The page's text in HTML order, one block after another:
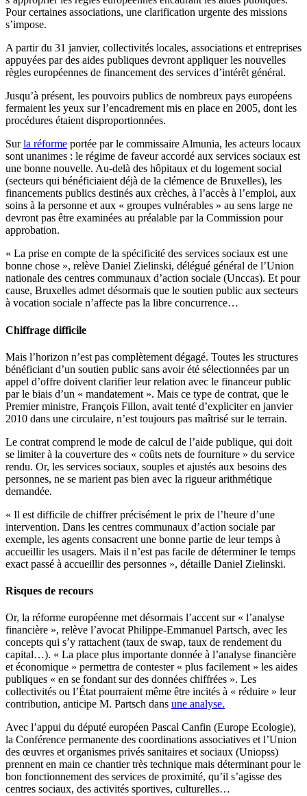
Pour certaines associations, une clarification urgente des missions
s’impose.
A partir du 31 janvier, collectivités locales, associations et entreprises
appuyées par des aides publiques devront appliquer les nouvelles
règles européennes de financement des services d’intérêt général.
Jusqu’à présent, les pouvoirs publics de nombreux pays européens
fermaient les yeux sur l’encadrement mis en place en 2005, dont les
procédures étaient disproportionnées.
Surla réforme portée par le commissaire Almunia, les acteurs locaux
sont unanimes : le régime de faveur accordé aux services sociaux est
une bonne nouvelle. Au-delà des hôpitaux et du logement social
(secteurs qui bénéficiaient déjà de la clémence de Bruxelles), les
financements publics destinés aux crèches, à l’accès à l’emploi, aux
soins à la personne et aux « groupes vulnérables » au sens large ne
devront pas être examinées au préalable par la Commission pour
approbation.
« La prise en compte de la spécificité des services sociaux est une
bonne chose », relève Daniel Zielinski, délégué général de l’Union
nationale des centres communaux d’action sociale (Unccas). Et pour
cause, Bruxelles admet désormais que le soutien public aux secteurs
à vocation sociale n’affecte pas la libre concurrence…
Chiffrage difficile
Mais l’horizon n’est pas complètement dégagé. Toutes les structures
bénéficiant d’un soutien public sans avoir été sélectionnées par un
appel d’offre doivent clarifier leur relation avec le financeur public
par le biais d’un « mandatement ». Mais ce type de contrat, que le
Premier ministre, François Fillon, avait tenté d’expliciter en janvier
2010 dans une circulaire, n’est toujours pas maîtrisé sur le terrain.
Le contrat comprend le mode de calcul de l’aide publique, qui doit
se limiter à la couverture des « coûts nets de fourniture » du service
rendu. Or, les services sociaux, souples et ajustés aux besoins des
personnes, ne se marient pas bien avec la rigueur arithmétique
demandée.
« Il est difficile de chiffrer précisément le prix de l’heure d’une
intervention. Dans les centres communaux d’action sociale par
exemple, les agents consacrent une bonne partie de leur temps à
accueillir les usagers. Mais il n’est pas facile de déterminer le temps
exact passé à accueillir des personnes », détaille Daniel Zielinski.
Risques de recours
Or, la réforme européenne met désormais l’accent sur « l’analyse
financière », relève l’avocat Philippe-Emmanuel Partsch, avec les
concepts qui s’y rattachent (taux de swap, taux de rendement du
capital…). « La place plus importante donnée à l’analyse financière
et économique » permettra de contester « plus facilement » les aides
publiques « en se fondant sur des données chiffrées ». Les
collectivités ou l’État pourraient même être incités à « réduire » leur
contribution, anticipe M. Partsch dans une analyse.
Avec l’appui du député européen Pascal Canfin (Europe Ecologie),
la Conférence permanente des coordinations associatives et l’Union
des œuvres et organismes privés sanitaires et sociaux (Uniopss)
prennent en main ce chantier très technique mais déterminant pour le
bon fonctionnement des services de proximité, qu’il s’agisse des
centres sociaux, des activités sportives, culturelles…